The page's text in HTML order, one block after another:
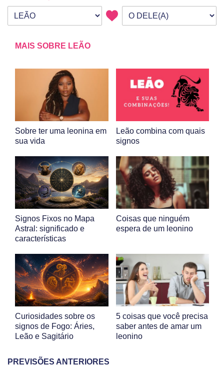
Seu signo
Signo da outra pessoa
MAIS SOBRE LEÃO
Sobre ter uma leonina em
sua vida
Leão combina com quais
signos
Signos Fixos no Mapa
Astral: significado e
características
Coisas que ninguém
espera de um leonino
Curiosidades sobre os
signos de Fogo: Áries,
Leão e Sagitário
5 coisas que você precisa
saber antes de amar um
leonino
PREVISÕES ANTERIORES